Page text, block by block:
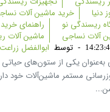
دنیا
خرید ماشین آلات
ریسندگی نو
راهنمای
آلات نساجی
ماشین
- توسط ابوالفضل
یکی از ستون‌های حیاتی
مستمر ماشین‌آلات خود